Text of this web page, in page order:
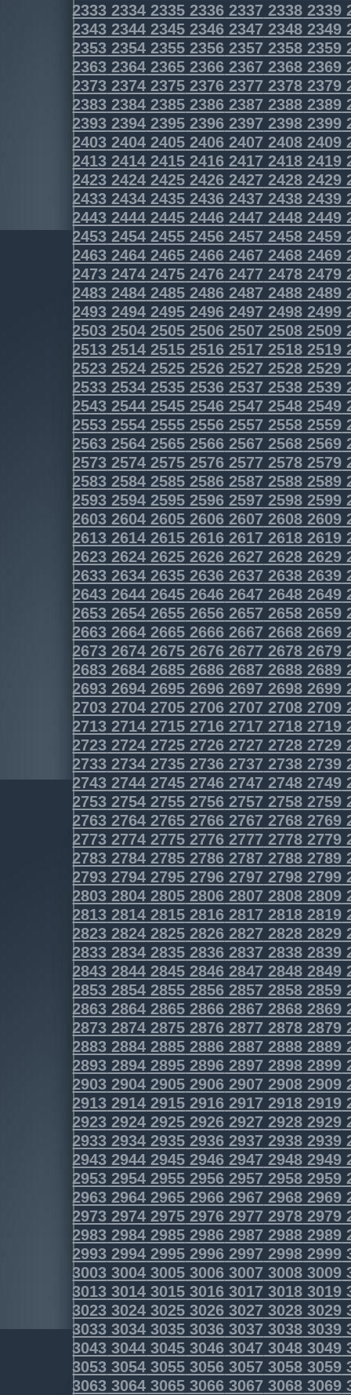
2333 2334 2335 2336 2337 2338 2339
2343 2344 2345 2346 2347 2348 2349
2353 2354 2355 2356 2357 2358 2359
2363 2364 2365 2366 2367 2368 2369
2373 2374 2375 2376 2377 2378 2379
2383 2384 2385 2386 2387 2388 2389
2393 2394 2395 2396 2397 2398 2399
2403 2404 2405 2406 2407 2408 2409
2413 2414 2415 2416 2417 2418 2419
2423 2424 2425 2426 2427 2428 2429
2433 2434 2435 2436 2437 2438 2439
2443 2444 2445 2446 2447 2448 2449
2453 2454 2455 2456 2457 2458 2459
2463 2464 2465 2466 2467 2468 2469
2473 2474 2475 2476 2477 2478 2479
2483 2484 2485 2486 2487 2488 2489
2493 2494 2495 2496 2497 2498 2499
2503 2504 2505 2506 2507 2508 2509
2513 2514 2515 2516 2517 2518 2519
2523 2524 2525 2526 2527 2528 2529
2533 2534 2535 2536 2537 2538 2539
2543 2544 2545 2546 2547 2548 2549
2553 2554 2555 2556 2557 2558 2559
2563 2564 2565 2566 2567 2568 2569
2573 2574 2575 2576 2577 2578 2579
2583 2584 2585 2586 2587 2588 2589
2593 2594 2595 2596 2597 2598 2599
2603 2604 2605 2606 2607 2608 2609
2613 2614 2615 2616 2617 2618 2619
2623 2624 2625 2626 2627 2628 2629
2633 2634 2635 2636 2637 2638 2639
2643 2644 2645 2646 2647 2648 2649
2653 2654 2655 2656 2657 2658 2659
2663 2664 2665 2666 2667 2668 2669
2673 2674 2675 2676 2677 2678 2679
2683 2684 2685 2686 2687 2688 2689
2693 2694 2695 2696 2697 2698 2699
2703 2704 2705 2706 2707 2708 2709
2713 2714 2715 2716 2717 2718 2719
2723 2724 2725 2726 2727 2728 2729
2733 2734 2735 2736 2737 2738 2739
2743 2744 2745 2746 2747 2748 2749
2753 2754 2755 2756 2757 2758 2759
2763 2764 2765 2766 2767 2768 2769
2773 2774 2775 2776 2777 2778 2779
2783 2784 2785 2786 2787 2788 2789
2793 2794 2795 2796 2797 2798 2799
2803 2804 2805 2806 2807 2808 2809
2813 2814 2815 2816 2817 2818 2819
2823 2824 2825 2826 2827 2828 2829
2833 2834 2835 2836 2837 2838 2839
2843 2844 2845 2846 2847 2848 2849
2853 2854 2855 2856 2857 2858 2859
2863 2864 2865 2866 2867 2868 2869
2873 2874 2875 2876 2877 2878 2879
2883 2884 2885 2886 2887 2888 2889
2893 2894 2895 2896 2897 2898 2899
2903 2904 2905 2906 2907 2908 2909
2913 2914 2915 2916 2917 2918 2919
2923 2924 2925 2926 2927 2928 2929
2933 2934 2935 2936 2937 2938 2939
2943 2944 2945 2946 2947 2948 2949
2953 2954 2955 2956 2957 2958 2959
2963 2964 2965 2966 2967 2968 2969
2973 2974 2975 2976 2977 2978 2979
2983 2984 2985 2986 2987 2988 2989
2993 2994 2995 2996 2997 2998 2999
3003 3004 3005 3006 3007 3008 3009
3013 3014 3015 3016 3017 3018 3019
3023 3024 3025 3026 3027 3028 3029
3033 3034 3035 3036 3037 3038 3039
3043 3044 3045 3046 3047 3048 3049
3053 3054 3055 3056 3057 3058 3059
3063 3064 3065 3066 3067 3068 3069